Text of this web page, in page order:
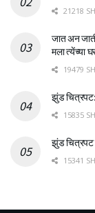
21218
जात अन
मला त्येंच्या
19479
झुंड
15835
झुंड चित्रपट
15341